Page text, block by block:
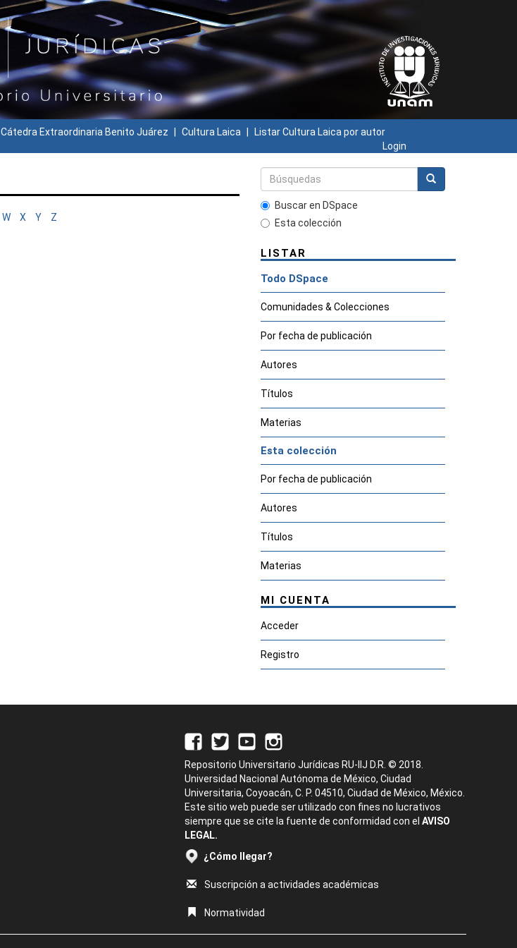
Cátedra Extraordinaria Benito Juárez Cultura Laica
Listar Cultura Laica por autor
Login
W X Y Z
Buscar en DSpace
Esta colección
LISTAR
Todo DSpace
Comunidades & Colecciones
Por fecha de publicación
Autores
Títulos
Materias
Esta colección
Por fecha de publicación
Autores
Títulos
Materias
MI CUENTA
Acceder
Registro
Repositorio Universitario Jurídicas RU-IIJ D.R. © 2018.
Universidad Nacional Autónoma de México, Ciudad
Universitaria, Coyoacán, C. P. 04510, Ciudad de México, México.
Este sitio web puede ser utilizado con fines no lucrativos
siempre que se cite la fuente de conformidad con el AVISO
LEGAL.
¿Cómo llegar?
Suscripción a actividades académicas
Normatividad